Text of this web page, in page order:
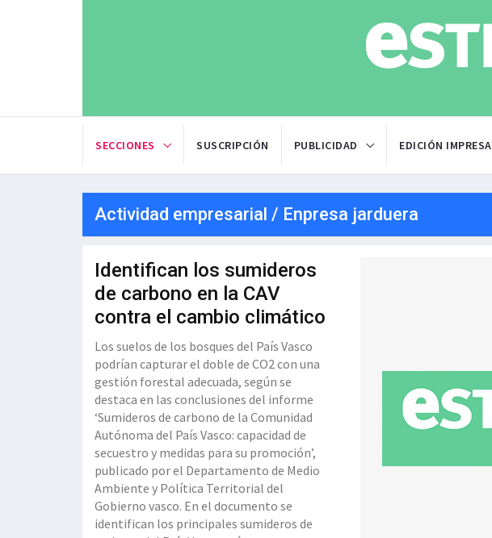
SECCIONES SUSCRIPCIÓN PUBLICIDAD EDICIÓN IMPRESA
Actividad empresarial / Enpresa jarduera
Identifican los sumideros
de carbono en la CAV
contra el cambio climático
Los suelos de los bosques del País Vasco
podrían capturar el doble de CO2 con una
gestión forestal adecuada, según se
destaca en las conclusiones del informe
‘Sumideros de carbono de la Comunidad
Autónoma del País Vasco: capacidad de
secuestro y medidas para su promoción’,
publicado por el Departamento de Medio
Ambiente y Política Territorial del
Gobierno vasco. En el documento se
identifican los principales sumideros de